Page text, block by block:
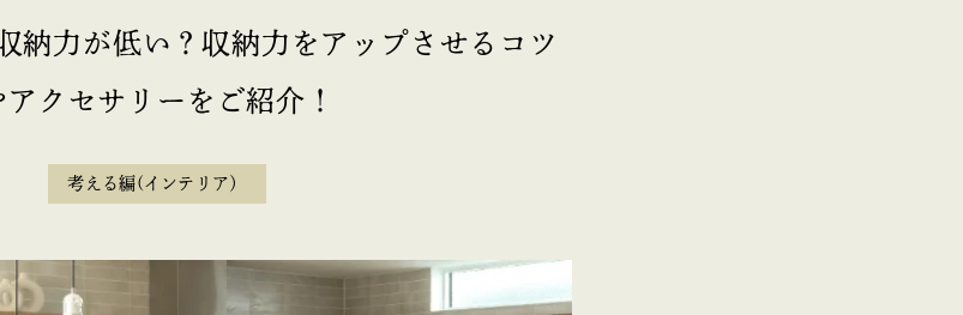
納力が低い？収納力をアップさせるコツ
アクセサリーをご紹介！
考える編(インテリア）